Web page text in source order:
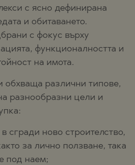
с ясно дефинирана
и обитаването.
с фокус върху
функционалността и
на имота.
обхваща различни типове,
разнообразни цели и
сгради ново строителство,
за лично ползване, така
под наем;